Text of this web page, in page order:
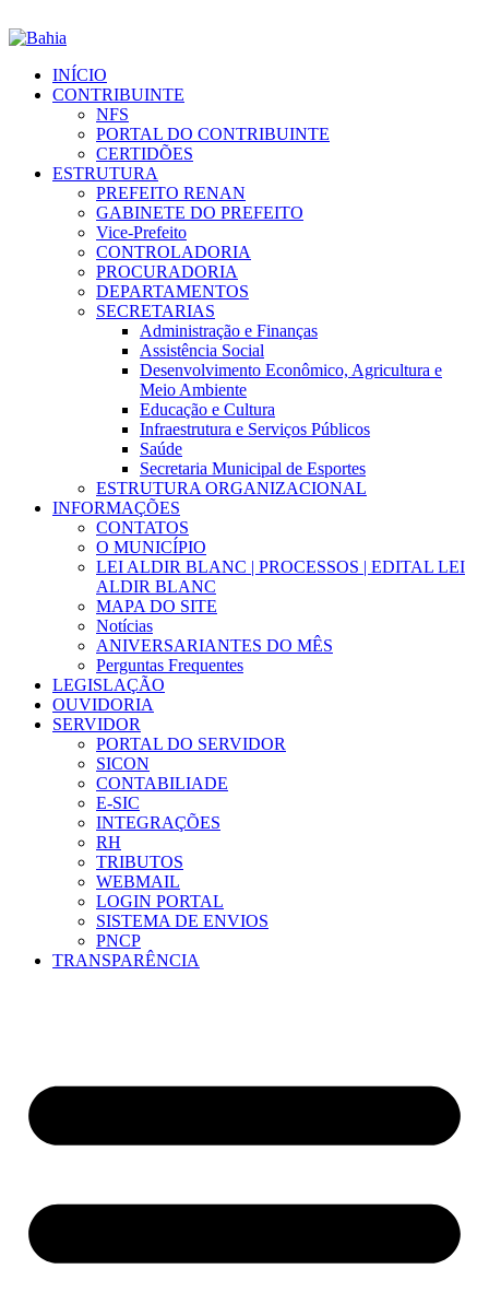
INÍCIO
CONTRIBUINTE
NFS
PORTAL DO CONTRIBUINTE
CERTIDÕES
ESTRUTURA
PREFEITO RENAN
GABINETE DO PREFEITO
Vice-Prefeito
CONTROLADORIA
PROCURADORIA
DEPARTAMENTOS
SECRETARIAS
Administração e Finanças
Assistência Social
Desenvolvimento Econômico, Agricultura e
Meio Ambiente
Educação e Cultura
Infraestrutura e Serviços Públicos
Saúde
Secretaria Municipal de Esportes
ESTRUTURA ORGANIZACIONAL
INFORMAÇÕES
CONTATOS
O MUNICÍPIO
LEI ALDIR BLANC | PROCESSOS | EDITAL LEI
ALDIR BLANC
MAPA DO SITE
Notícias
ANIVERSARIANTES DO MÊS
Perguntas Frequentes
LEGISLAÇÃO
OUVIDORIA
SERVIDOR
PORTAL DO SERVIDOR
SICON
CONTABILIADE
E-SIC
INTEGRAÇÕES
RH
TRIBUTOS
WEBMAIL
LOGIN PORTAL
SISTEMA DE ENVIOS
PNCP
TRANSPARÊNCIA